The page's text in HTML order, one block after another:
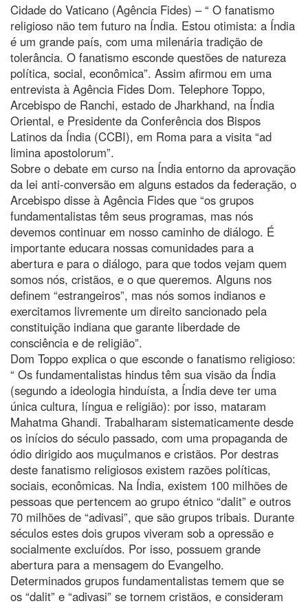
Cidade do Vaticano (Agência Fides) – “ O fanatismo
religioso não tem futuro na Índia. Estou otimista: a Índia
é um grande país, com uma milenária tradição de
tolerância. O fanatismo esconde questões de natureza
política, social, econômica”. Assim afirmou em uma
entrevista à Agência Fides Dom. Telephore Toppo,
Arcebispo de Ranchi, estado de Jharkhand, na Índia
Oriental, e Presidente da Conferência dos Bispos
Latinos da Índia (CCBI), em Roma para a visita “ad
limina apostolorum”.
Sobre o debate em curso na Índia entorno da aprovação
da lei anti-conversão em alguns estados da federação, o
Arcebispo disse à Agência Fides que “os grupos
fundamentalistas têm seus programas, mas nós
devemos continuar em nosso caminho de diálogo. É
importante educara nossas comunidades para a
abertura e para o diálogo, para que todos vejam quem
somos nós, cristãos, e o que queremos. Alguns nos
definem “estrangeiros”, mas nós somos indianos e
exercitamos livremente um direito sancionado pela
constituição indiana que garante liberdade de
consciência e de religião”.
Dom Toppo explica o que esconde o fanatismo religioso:
“ Os fundamentalistas hindus têm sua visão da Índia
(segundo a ideologia hinduísta, a Índia deve ter uma
única cultura, língua e religião): por isso, mataram
Mahatma Ghandi. Trabalharam sistematicamente desde
os inícios do século passado, com uma propaganda de
ódio dirigido aos muçulmanos e cristãos. Por destras
deste fanatismo religiosos existem razões políticas,
sociais, econômicas. Na Índia, existem 100 milhões de
pessoas que pertencem ao grupo étnico “dalit” e outros
70 milhões de “adivasi”, que são grupos tribais. Durante
séculos estes dois grupos viveram sob a opressão e
socialmente excluídos. Por isso, possuem grande
abertura para a mensagem do Evangelho.
Determinados grupos fundamentalistas temem que se
os “dalit” e “adivasi” se tornem cristãos, e consideram